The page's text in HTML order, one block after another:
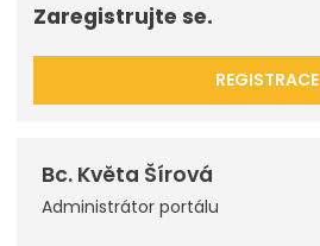
Zaregistrujte se.
REGISTRACE
Bc. Květa Šírová
Administrátor portálu